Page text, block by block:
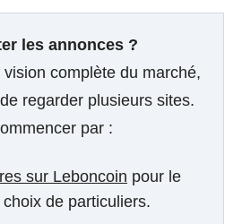
les annonces ?
complète du marché,
regarder plusieurs sites.
par :
sur Leboncoin pour le
de particuliers.